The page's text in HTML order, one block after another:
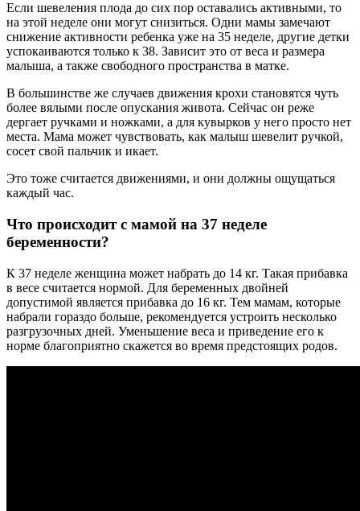
Если шевеления плода до сих пор оставались активными, то
на этой неделе они могут снизиться. Одни мамы замечают
снижение активности ребенка уже на 35 неделе, другие детки
успокаиваются только к 38. Зависит это от веса и размера
малыша, а также свободного пространства в матке.
В большинстве же случаев движения крохи становятся чуть
более вялыми после опускания живота. Сейчас он реже
дергает ручками и ножками, а для кувырков у него просто нет
места. Мама может чувствовать, как малыш шевелит ручкой,
сосет свой пальчик и икает.
Это тоже считается движениями, и они должны ощущаться
каждый час.
Что происходит с мамой на 37 неделе
беременности?
К 37 неделе женщина может набрать до 14 кг. Такая прибавка
в весе считается нормой. Для беременных двойней
допустимой является прибавка до 16 кг. Тем мамам, которые
набрали гораздо больше, рекомендуется устроить несколько
разгрузочных дней. Уменьшение веса и приведение его к
норме благоприятно скажется во время предстоящих родов.